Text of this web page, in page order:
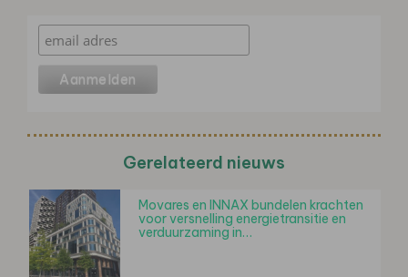
Gerelateerd nieuws
Movares en INNAX bundelen krachten
voor versnelling energietransitie en
verduurzaming in…